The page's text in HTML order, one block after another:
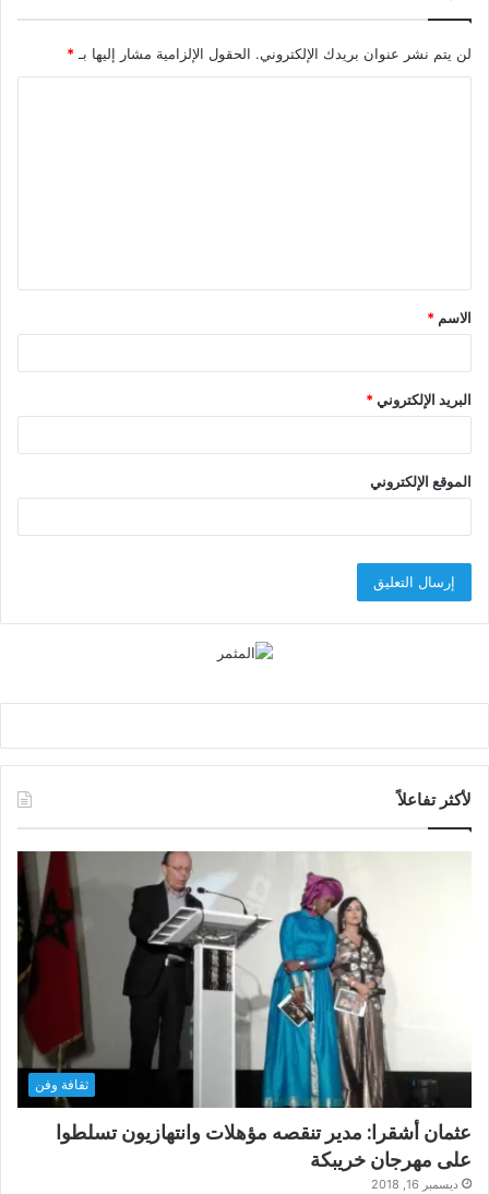
لن يتم نشر عنوان بريدك الإلكتروني. الحقول الإلزامية مشار إليها بـ*
ق
*
الاسم *
البريد الإلكتروني*
الموقع الإلكتروني
لأكثر تفاعلاً
ثقافة وفن
عثمان أشقرا: مدير تنقصه مؤهلات وانتهازيون تسلطوا
على مهرجان خريبكة
ديسمبر 16, 2018